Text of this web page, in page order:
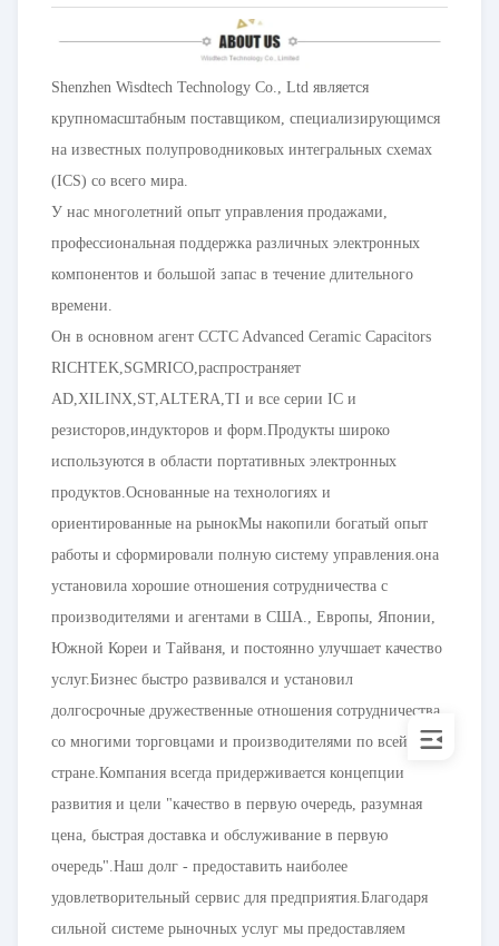
Shenzhen Wisdtech Technology Co., Ltd является
крупномасштабным поставщиком, специализирующимся
на известных полупроводниковых интегральных схемах
(ICS) со всего мира.
У нас многолетний опыт управления продажами,
профессиональная поддержка различных электронных
компонентов и большой запас в течение длительного
времени.
Он в основном агент CCTC Advanced Ceramic Capacitors
RICHTEK,SGMRICO,распространяет
AD,XILINX,ST,ALTERA,TI и все серии IC и
резисторов,индукторов и форм.Продукты широко
используются в области портативных электронных
продуктов.Основанные на технологиях и
ориентированные на рынокМы накопили богатый опыт
работы и сформировали полную систему управления.она
установила хорошие отношения сотрудничества с
производителями и агентами в США., Европы, Японии,
Южной Кореи и Тайваня, и постоянно улучшает качество
услуг.Бизнес быстро развивался и установил
долгосрочные дружественные отношения сотрудничества
со многими торговцами и производителями по всей
стране.Компания всегда придерживается концепции
развития и цели "качество в первую очередь, разумная
цена, быстрая доставка и обслуживание в первую
очередь".Наш долг - предоставить наиболее
удовлетворительный сервис для предприятия.Благодаря
сильной системе рыночных услуг мы предоставляем